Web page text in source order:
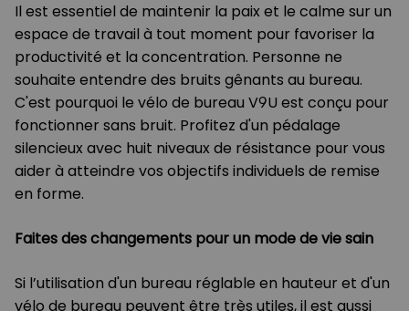
Il est essentiel de maintenir la paix et le calme sur un
espace de travail à tout moment pour favoriser la
productivité et la concentration. Personne ne
souhaite entendre des bruits gênants au bureau.
C'est pourquoi le vélo de bureau V9U est conçu pour
fonctionner sans bruit. Profitez d'un pédalage
silencieux avec huit niveaux de résistance pour vous
aider à atteindre vos objectifs individuels de remise
en forme.
Faites des changements pour un mode de vie sain
Si l’utilisation d'un bureau réglable en hauteur et d'un
vélo de bureau peuvent être très utiles, il est aussi